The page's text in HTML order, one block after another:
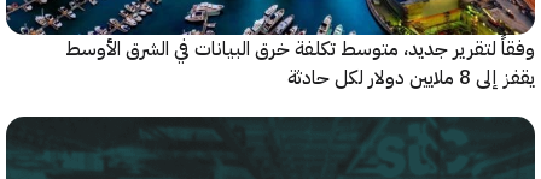
جديد، متوسط تكلفة خرق البيانات في الشرق الأوسط
لكل حادثة